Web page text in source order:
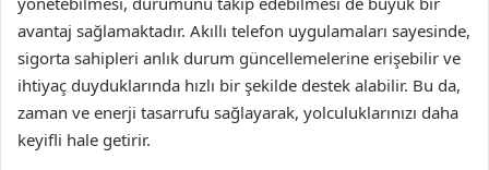
avantaj sağlamaktadır. Akıllı telefon uygulamaları sayesinde,
sigorta sahipleri anlık durum güncellemelerine erişebilir ve
ihtiyaç duyduklarında hızlı bir şekilde destek alabilir. Bu da,
zaman ve enerji tasarrufu sağlayarak, yolculuklarınızı daha
keyifli hale getirir.